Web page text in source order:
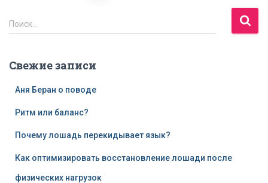
записей
Н
а
и
Поиск…
Свежие записи
Аня Беран о поводе
Ритм или баланс?
Почему лошадь перекидывает язык?
Как оптимизировать восстановление лошади после
физических нагрузок